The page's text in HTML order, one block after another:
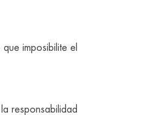
que imposibilite el
responsabilidad